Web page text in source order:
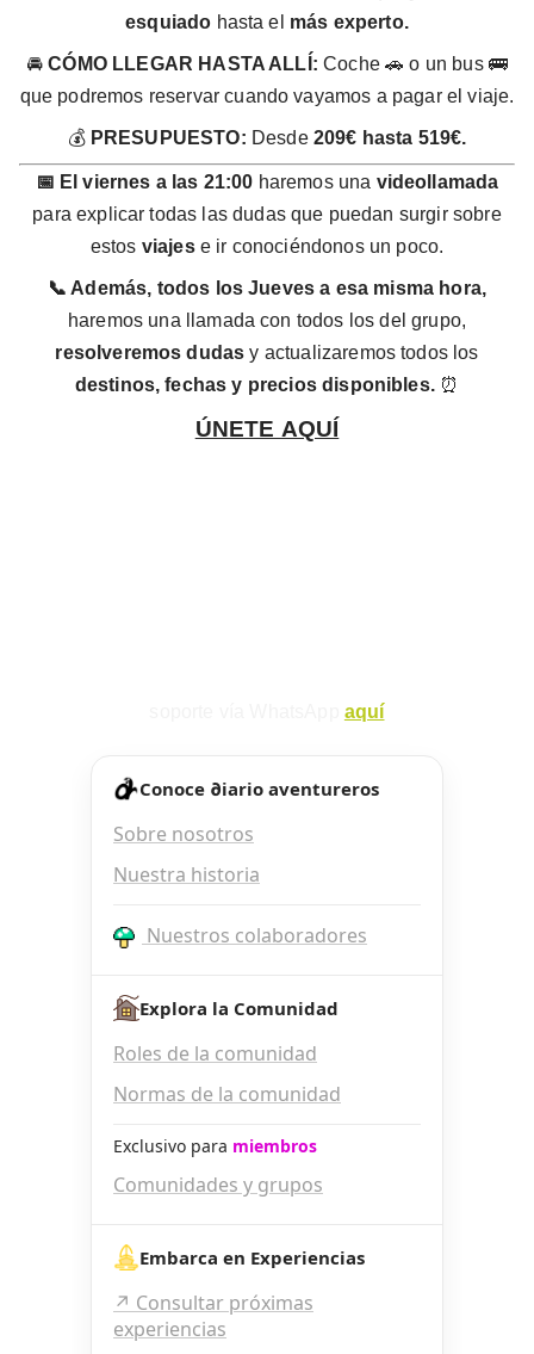
esquiado hasta el más experto.
🚘CÓMO LLEGAR HASTA ALLÍ: Coche 🚗 o un bus 🚌
que podremos reservar cuando vayamos a pagar el viaje.
💰 PRESUPUESTO: Desde 209€ hasta 519€.
📅 El viernes a las 21:00 haremos una videollamada
para explicar todas las dudas que puedan surgir sobre
estos viajese ir conociéndonos un poco.
📞 Además, todos los Jueves a esa misma hora,
haremos una llamada con todos los del grupo,
resolveremos dudas y actualizaremos todos los
destinos, fechas y precios disponibles.⏰
ÚNETE AQUÍ
aquí